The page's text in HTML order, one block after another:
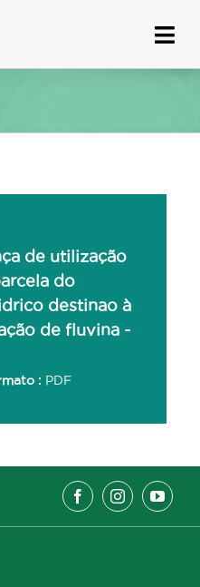
de utilização
do
destinao à
de fluvina -
: PDF